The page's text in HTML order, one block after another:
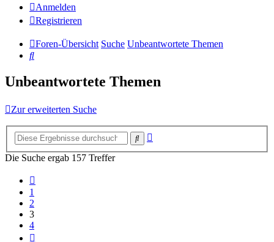
Anmelden
Registrieren
Foren-Übersicht Suche Unbeantwortete Themen
Suche
Unbeantwortete Themen
Zur erweiterten Suche
Suche
Die Suche ergab 157 Treffer
1
2
3
4